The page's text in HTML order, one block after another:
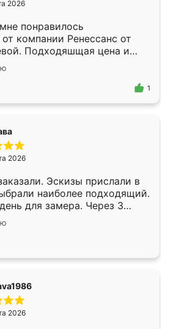
2026
понравилось
компании Ренессанс от
Подходяшщая цена и
изготовления. Приехавший
Владислав
моему эскизу самый
1
2026
Эскизы прислали в
наиболее подходящий.
для замера. Через 3
уже готова. Остались
Спасибо Ренессанс
работу!
2026